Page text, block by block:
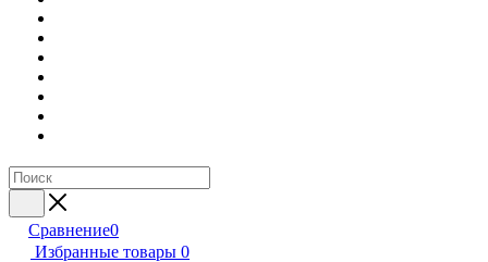
Сравнение0
Избранные товары 0